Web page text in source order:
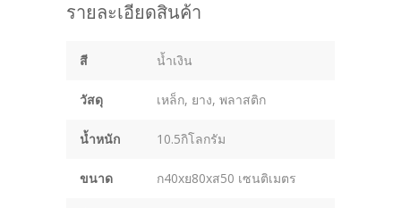
รายละเอียดสินค้า
สี น้ำเงิน
วัสดุ เหล็ก, ยาง, พลาสติก
น้ำหนัก 10.5กิโลกรัม
ขนาด ก40xย80xส50 เซนติเมตร